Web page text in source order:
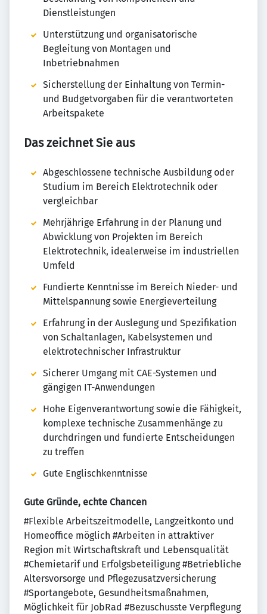
Dienstleistungen
Unterstützung und organisatorische
Begleitung von Montagen und
Inbetriebnahmen
Sicherstellung der Einhaltung von Termin-
und Budgetvorgaben für die verantworteten
Arbeitspakete
Das zeichnet Sie aus
Abgeschlossene technische Ausbildung oder
Studium im Bereich Elektrotechnik oder
vergleichbar
Mehrjährige Erfahrung in der Planung und
Abwicklung von Projekten im Bereich
Elektrotechnik, idealerweise im industriellen
Umfeld
Fundierte Kenntnisse im Bereich Nieder- und
Mittelspannung sowie Energieverteilung
Erfahrung in der Auslegung und Spezifikation
von Schaltanlagen, Kabelsystemen und
elektrotechnischer Infrastruktur
Sicherer Umgang mit CAE-Systemen und
gängigen IT-Anwendungen
Hohe Eigenverantwortung sowie die Fähigkeit,
komplexe technische Zusammenhänge zu
durchdringen und fundierte Entscheidungen
zu treffen
Gute Englischkenntnisse
Gute Gründe, echte Chancen
#Flexible Arbeitszeitmodelle, Langzeitkonto und
Homeoffice möglich #Arbeiten in attraktiver
Region mit Wirtschaftskraft und Lebensqualität
#Chemietarif und Erfolgsbeteiligung #Betriebliche
Altersvorsorge und Pflegezusatzversicherung
#Sportangebote, Gesundheitsmaßnahmen,
Möglichkeit für JobRad #Bezuschusste Verpflegung